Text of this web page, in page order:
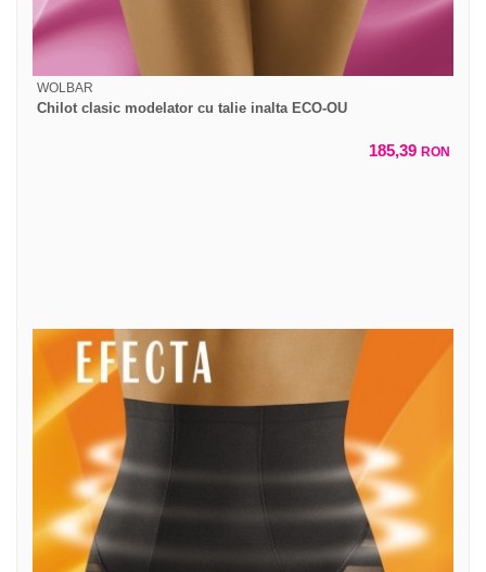
WOLBAR
Chilot clasic modelator cu talie inalta ECO-OU
185,39 RON